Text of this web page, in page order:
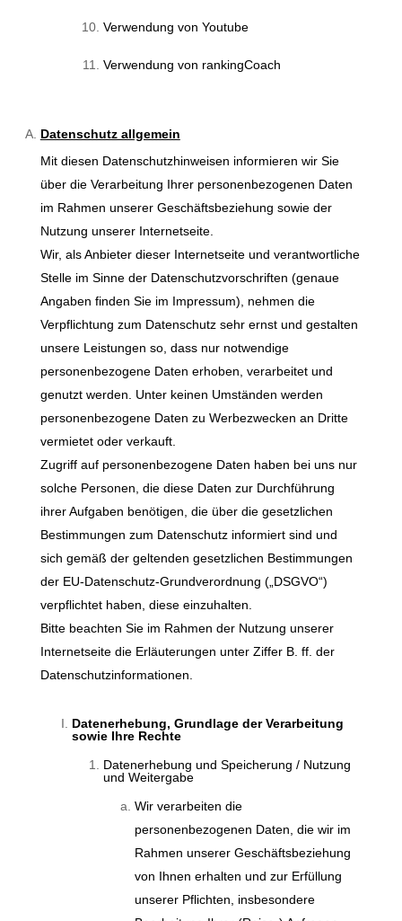
Verwendung von Youtube
Verwendung von rankingCoach
Datenschutz allgemein
Mit diesen Datenschutzhinweisen informieren wir Sie
über die Verarbeitung Ihrer personenbezogenen Daten
im Rahmen unserer Geschäftsbeziehung sowie der
Nutzung unserer Internetseite.
Wir, als Anbieter dieser Internetseite und verantwortliche
Stelle im Sinne der Datenschutzvorschriften (genaue
Angaben finden Sie im Impressum), nehmen die
Verpflichtung zum Datenschutz sehr ernst und gestalten
unsere Leistungen so, dass nur notwendige
personenbezogene Daten erhoben, verarbeitet und
genutzt werden. Unter keinen Umständen werden
personenbezogene Daten zu Werbezwecken an Dritte
vermietet oder verkauft.
Zugriff auf personenbezogene Daten haben bei uns nur
solche Personen, die diese Daten zur Durchführung
ihrer Aufgaben benötigen, die über die gesetzlichen
Bestimmungen zum Datenschutz informiert sind und
sich gemäß der geltenden gesetzlichen Bestimmungen
der EU-Datenschutz-Grundverordnung („DSGVO“)
verpflichtet haben, diese einzuhalten.
Bitte beachten Sie im Rahmen der Nutzung unserer
Internetseite die Erläuterungen unter Ziffer B. ff. der
Datenschutzinformationen.
Datenerhebung, Grundlage der Verarbeitung
sowie Ihre Rechte
Datenerhebung und Speicherung / Nutzung
und Weitergabe
Wir verarbeiten die
personenbezogenen Daten, die wir im
Rahmen unserer Geschäftsbeziehung
von Ihnen erhalten und zur Erfüllung
unserer Pflichten, insbesondere